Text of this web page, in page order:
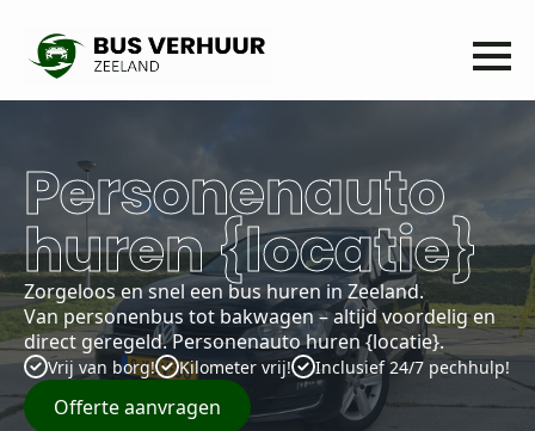
Personenauto
huren {locatie}
Zorgeloos en snel een bus huren in Zeeland.
Van personenbus tot bakwagen – altijd voordelig en
direct geregeld. Personenauto huren {locatie}.
Vrij van borg! Kilometer vrij! Inclusief 24/7 pechhulp!
Offerte aanvragen